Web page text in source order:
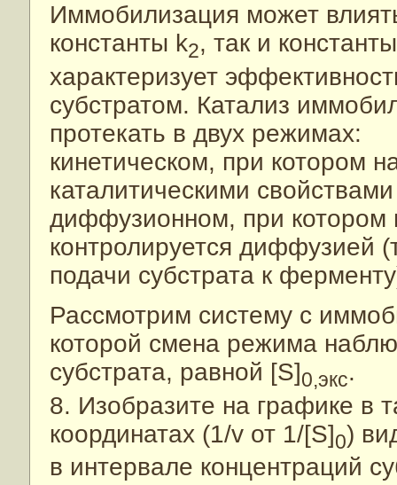
Иммобилизация может
константы k2, так и
характеризует
субстратом. Катализ
протекать в двух режимах:
кинетическом, при котором
каталитическими
диффузионном, при котором
контролируется диффузией
подачи субстрата к
Рассмотрим систему с
которой смена режима
субстрата, равной [S]0,экс.
8. Изобразите на графике в
координатах (1/v от 1/[S]0)
в интервале концентраций